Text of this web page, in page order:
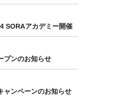
SORAアカデミー開催
プンのお知らせ
ャンペーンのお知らせ